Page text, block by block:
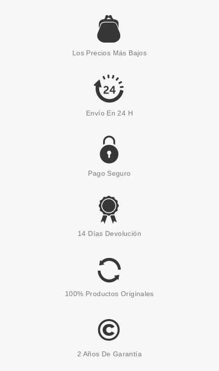
3.60€
Los Precios Más Bajos
Envío En 24 H
Pago Seguro
14 Días Devolución
100% Productos Originales
2 Años De Garantía